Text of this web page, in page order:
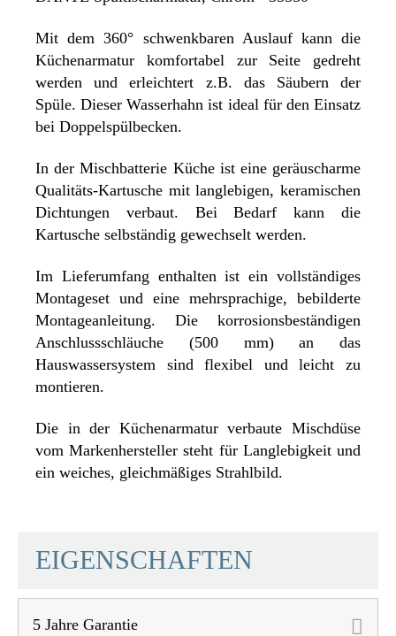
Mit dem 360° schwenkbaren Auslauf kann die
Küchenarmatur komfortabel zur Seite gedreht
werden und erleichtert z.B. das Säubern der
Spüle. Dieser Wasserhahn ist ideal für den Einsatz
bei Doppelspülbecken.
In der Mischbatterie Küche ist eine geräuscharme
Qualitäts-Kartusche mit langlebigen, keramischen
Dichtungen verbaut. Bei Bedarf kann die
Kartusche selbständig gewechselt werden.
Im Lieferumfang enthalten ist ein vollständiges
Montageset und eine mehrsprachige, bebilderte
Montageanleitung. Die korrosionsbeständigen
Anschlussschläuche (500 mm) an das
Hauswassersystem sind flexibel und leicht zu
montieren.
Die in der Küchenarmatur verbaute Mischdüse
vom Markenhersteller steht für Langlebigkeit und
ein weiches, gleichmäßiges Strahlbild.
EIGENSCHAFTEN
5 Jahre Garantie